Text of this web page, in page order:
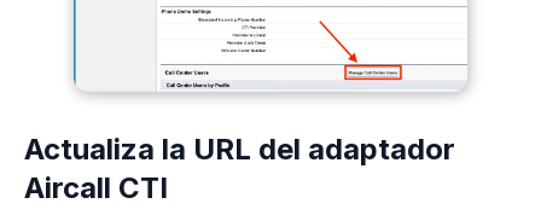
Actualiza la URL del adaptador
Aircall CTI